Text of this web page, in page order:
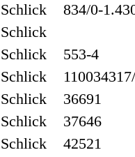
Schlick 834/0-
Schlick
Schlick 553-4
Schlick
Schlick 36691
Schlick 37646
Schlick 42521